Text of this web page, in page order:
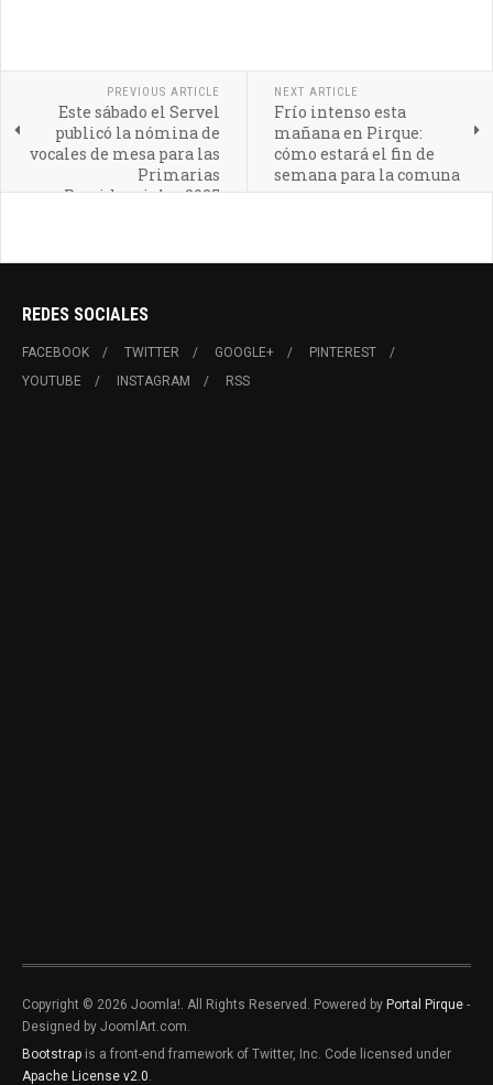
PREVIOUS ARTICLE
Este sábado el Servel
publicó la nómina de
vocales de mesa para las
Primarias
Presidenciales 2025
NEXT ARTICLE
Frío intenso esta
mañana en Pirque:
cómo estará el fin de
semana para la comuna
REDES SOCIALES
FACEBOOK TWITTER GOOGLE+
PINTEREST
YOUTUBE
INSTAGRAM RSS
Copyright © 2026 Joomla!. All Rights Reserved. Powered by Portal Pirque -
Designed by JoomlArt.com.
Bootstrap is a front-end framework of Twitter, Inc. Code licensed under
Apache License v2.0.